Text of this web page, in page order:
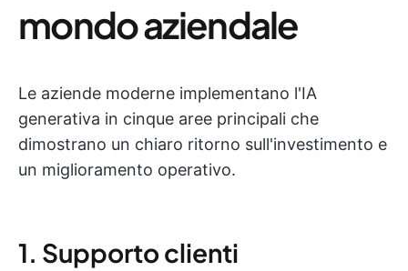
mondo aziendale
Le aziende moderne implementano l'IA
generativa in cinque aree principali che
dimostrano un chiaro ritorno sull'investimento e
un miglioramento operativo.
1. Supporto clienti